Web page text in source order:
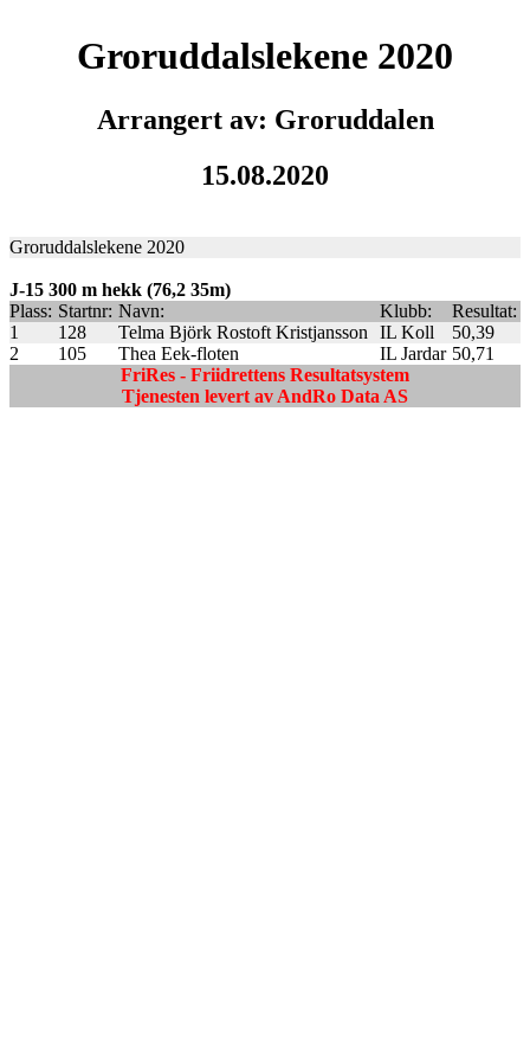
Groruddalslekene 2020
Arrangert av: Groruddalen
15.08.2020
Groruddalslekene 2020
J-15 300 m hekk (76,2 35m)
Plass: Startnr: Navn: Klubb:
Resultat:
1
128 Telma Björk Rostoft Kristjansson IL Koll
50,39
2
105 Thea Eek-floten IL Jardar 50,71
FriRes - Friidrettens Resultatsystem
Tjenesten levert av AndRo Data AS